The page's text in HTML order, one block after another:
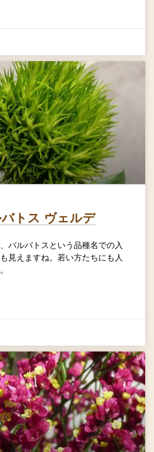
トス ヴェルデ
バルバトスという品種名での入
見えますね。若い方たちにも人